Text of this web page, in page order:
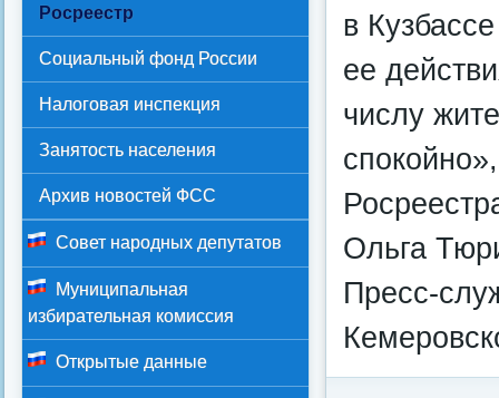
в
ее
числу
Ольга
Пресс-
Росреестр
Социальный фонд России
Налоговая инспекция
Занятость населения
Архив новостей ФСС
Совет народных депутатов
Муниципальная
избирательная комиссия
Открытые данные